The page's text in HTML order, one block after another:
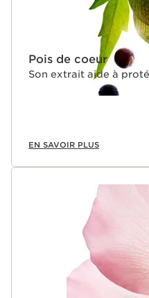
Pois de coeur
Son extrait aide à
EN SAVOIR PLUS